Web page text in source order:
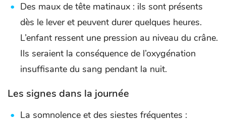
Des maux de tête matinaux : ils sont présents
dès le lever et peuvent durer quelques heures.
L’enfant ressent une pression au niveau du crâne.
Ils seraient la conséquence de l’oxygénation
insuffisante du sang pendant la nuit.
Les signes dans la journée
La somnolence et des siestes fréquentes :